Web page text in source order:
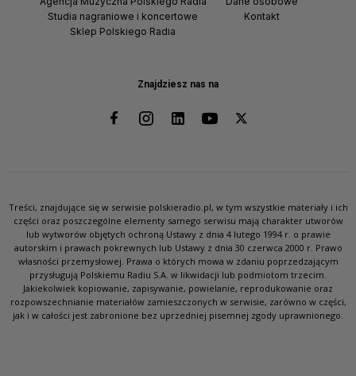
Znajdziesz nas na
Studia nagraniowe i koncertowe
Sklep Polskiego Radia
Kontakt
Treści, znajdujące się w serwisie polskieradio.pl, w tym wszystkie materiały i ich
części oraz poszczególne elementy samego serwisu mają charakter utworów
lub wytworów objętych ochroną Ustawy z dnia 4 lutego 1994 r. o prawie
autorskim i prawach pokrewnych lub Ustawy z dnia 30 czerwca 2000 r. Prawo
własności przemysłowej. Prawa o których mowa w zdaniu poprzedzającym
przysługują Polskiemu Radiu S.A. w likwidacji lub podmiotom trzecim.
Jakiekolwiek kopiowanie, zapisywanie, powielanie, reprodukowanie oraz
rozpowszechnianie materiałów zamieszczonych w serwisie, zarówno w części,
jak i w całości jest zabronione bez uprzedniej pisemnej zgody uprawnionego.